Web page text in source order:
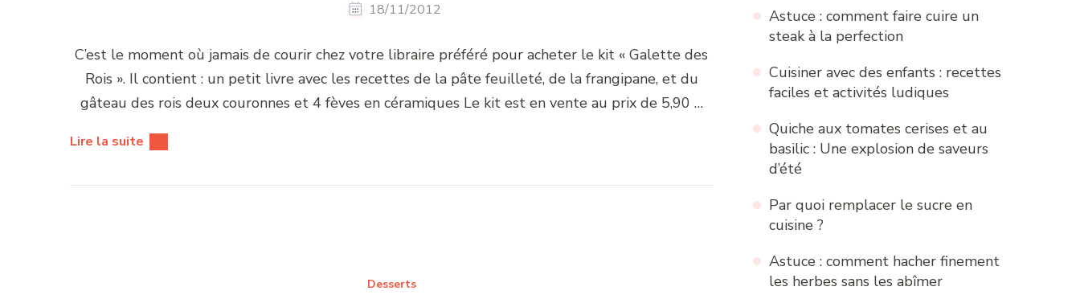
18/11/2012
C’est le moment où jamais de courir chez votre libraire préféré pour acheter le kit « Galette des
Rois ». Il contient : un petit livre avec les recettes de la pâte feuilleté, de la frangipane, et du
gâteau des rois deux couronnes et 4 fèves en céramiques Le kit est en vente au prix de 5,90 …
Lire la suite
Desserts
Astuce : comment faire cuire un
steak à la perfection
Cuisiner avec des enfants : recettes
faciles et activités ludiques
Quiche aux tomates cerises et au
basilic : Une explosion de saveurs
d’été
Par quoi remplacer le sucre en
cuisine ?
Astuce : comment hacher finement
les herbes sans les abîmer